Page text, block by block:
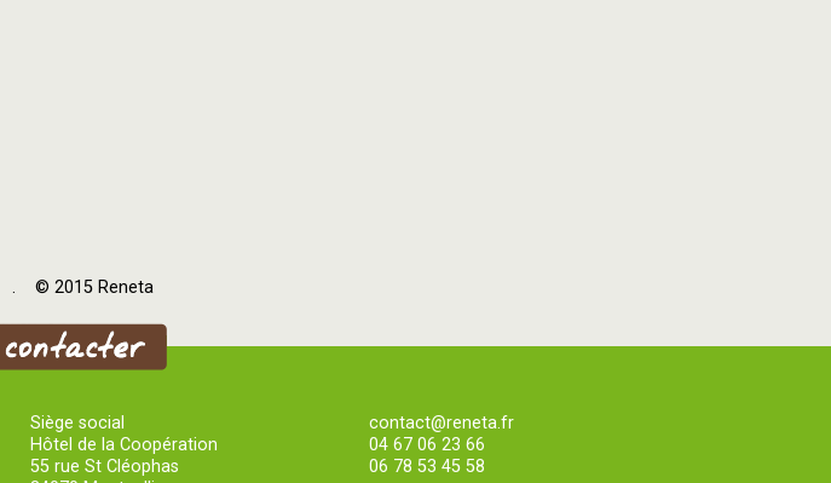
. © 2015 Reneta
Siège social
Hôtel de la Coopération
55 rue St Cléophas
contact@reneta.fr
04 67 06 23 66
06 78 53 45 58